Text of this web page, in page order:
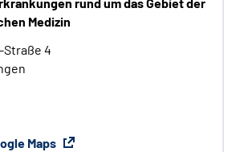
Medizin
Straße 4
Maps